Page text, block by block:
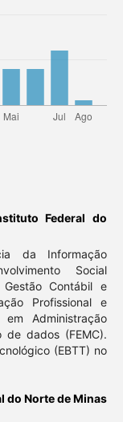
Federal do
da Informação
Social
Gestão Contábil e
Profissional e
em Administração
de dados (FEMC).
(EBTT) no
do Norte de Minas